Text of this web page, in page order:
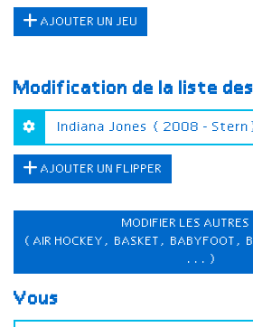
AJOUTER UN JEU
Modification de la liste
AJOUTER UN FLIPPER
MODIFIER LES AUTRES
(AIR HOCKEY, BASKET, BABYFOOT,
...)
Vous